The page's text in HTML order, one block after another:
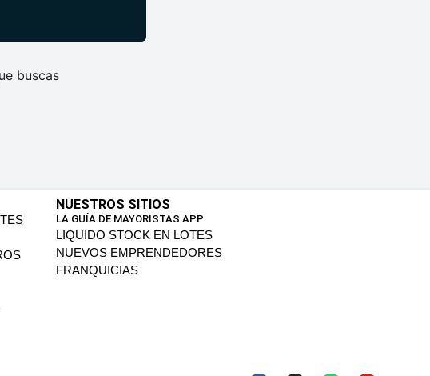
buscas
NUESTROS SITIOS
LA GUÍA DE MAYORISTAS APP
LIQUIDO STOCK EN LOTES
NUEVOS EMPRENDEDORES
FRANQUICIAS